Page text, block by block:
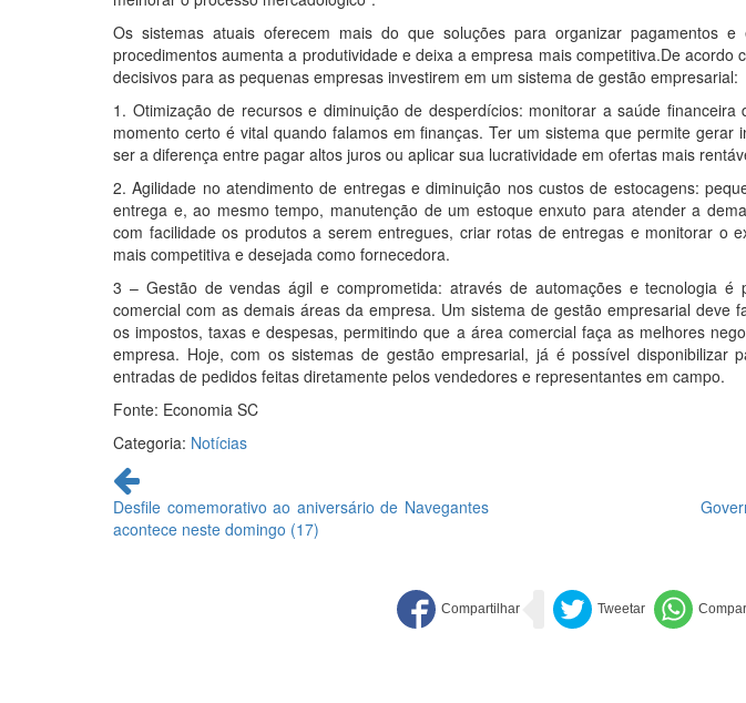
Os sistemas atuais oferecem mais do que soluções para organizar pagamentos
procedimentos aumenta a produtividade e deixa a empresa mais competitiva.De acordo
decisivos para as pequenas empresas investirem em um sistema de gestão empresarial:
1. Otimização de recursos e diminuição de desperdícios: monitorar a saúde
momento certo é vital quando falamos em finanças. Ter um sistema que permite gerar
ser a diferença entre pagar altos juros ou aplicar sua lucratividade em ofertas mais
2. Agilidade no atendimento de entregas e diminuição nos custos de estocagens:
entrega e, ao mesmo tempo, manutenção de um estoque enxuto para atender a
com facilidade os produtos a serem entregues, criar rotas de entregas e monitorar o
mais competitiva e desejada como fornecedora.
3 – Gestão de vendas ágil e comprometida: através de automações e tecnologia é
comercial com as demais áreas da empresa. Um sistema de gestão empresarial deve
os impostos, taxas e despesas, permitindo que a área comercial faça as melhores
empresa. Hoje, com os sistemas de gestão empresarial, já é possível disponibilizar
entradas de pedidos feitas diretamente pelos vendedores e representantes em campo.
Fonte: Economia SC
Categoria: Notícias
Continue
lendo
Desfile comemorativo ao aniversário de Navegantes
acontece neste domingo (17)